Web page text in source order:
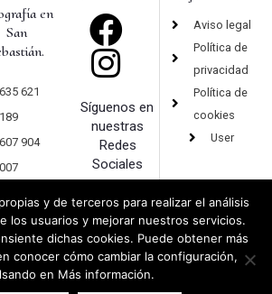
en
San
635 621
189
607 904
007
Síguenos en
nuestras
Redes
Sociales
Aviso legal
Política de
privacidad
Política de
cookies
User
y de terceros para realizar el análisis
los usuarios y mejorar nuestros servicios.
dichas cookies. Puede obtener más
conocer cómo cambiar la configuración,
en Más información.